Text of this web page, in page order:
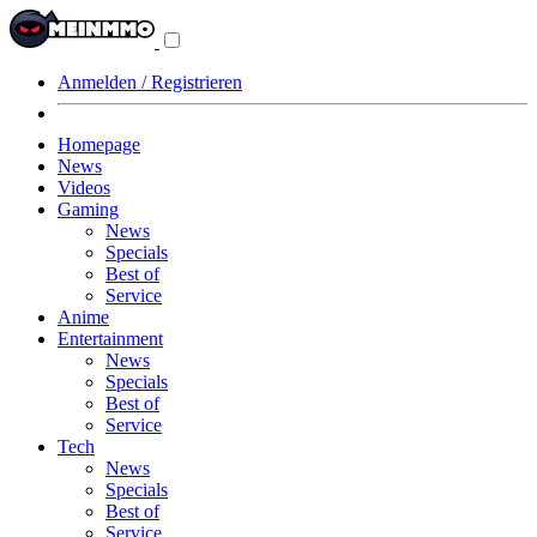
Anmelden / Registrieren
Homepage
News
Videos
Gaming
News
Specials
Best of
Service
Anime
Entertainment
News
Specials
Best of
Service
Tech
News
Specials
Best of
Service